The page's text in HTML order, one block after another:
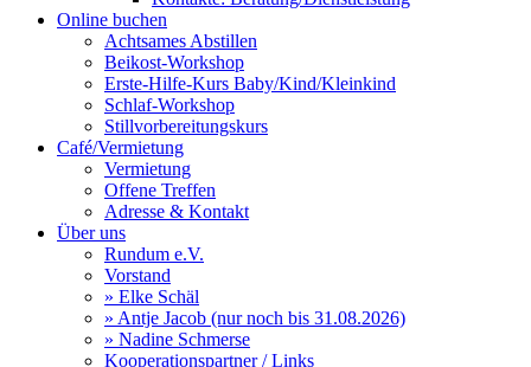
Online buchen
Achtsames Abstillen
Beikost-Workshop
Erste-Hilfe-Kurs Baby/Kind/Kleinkind
Schlaf-Workshop
Stillvorbereitungskurs
Café/Vermietung
Vermietung
Offene Treffen
Adresse & Kontakt
Über uns
Rundum e.V.
Vorstand
» Elke Schäl
» Antje Jacob (nur noch bis 31.08.2026)
» Nadine Schmerse
Kooperationspartner / Links